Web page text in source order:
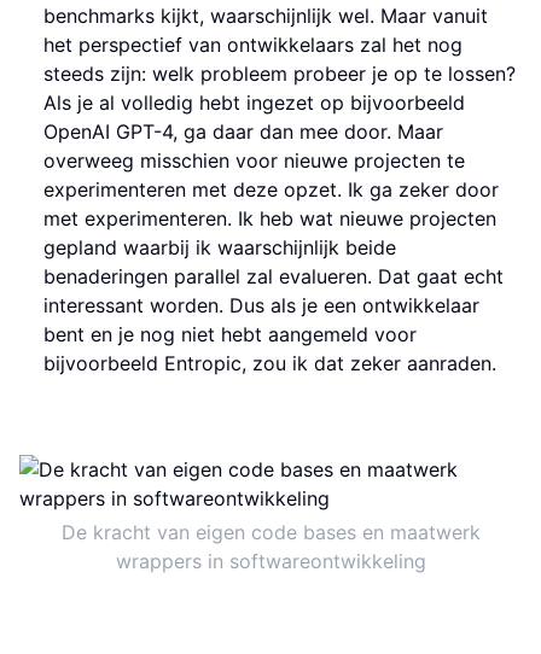
benchmarks kijkt, waarschijnlijk wel. Maar vanuit
het perspectief van ontwikkelaars zal het nog
steeds zijn: welk probleem probeer je op te lossen?
Als je al volledig hebt ingezet op bijvoorbeeld
OpenAI GPT-4, ga daar dan mee door. Maar
overweeg misschien voor nieuwe projecten te
experimenteren met deze opzet. Ik ga zeker door
met experimenteren. Ik heb wat nieuwe projecten
gepland waarbij ik waarschijnlijk beide
benaderingen parallel zal evalueren. Dat gaat echt
interessant worden. Dus als je een ontwikkelaar
bent en je nog niet hebt aangemeld voor
bijvoorbeeld Entropic, zou ik dat zeker aanraden.
De kracht van eigen code bases en maatwerk
wrappers in softwareontwikkeling